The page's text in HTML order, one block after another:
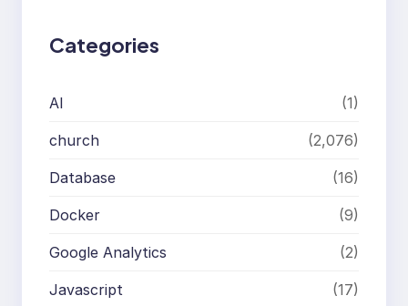
Categories
AI (1)
church (2,076)
Database (16)
Docker (9)
Google Analytics (2)
Javascript (17)